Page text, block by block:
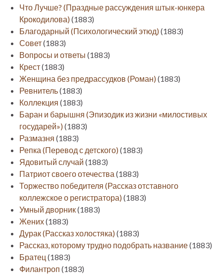
Что Лучше? (Праздные рассуждения штык-юнкера
Крокодилова)(1883)
Благодарный (Психологический этюд)(1883)
Совет(1883)
Вопросы и ответы (1883)
Крест(1883)
Женщина без предрассудков (Роман)(1883)
Ревнитель(1883)
Коллекция (1883)
Баран и барышня (Эпизодик из жизни «милостивых
государей»)(1883)
Размазня (1883)
Репка (Перевод с детского)(1883)
Ядовитый случай (1883)
Патриот своего отечества (1883)
Торжество победителя (Рассказ отставного
коллежское о регистратора)(1883)
Умный дворник(1883)
Жених(1883)
Дурак (Рассказ холостяка)(1883)
Рассказ, которому трудно подобрать название(1883)
Братец (1883)
Филантроп (1883)